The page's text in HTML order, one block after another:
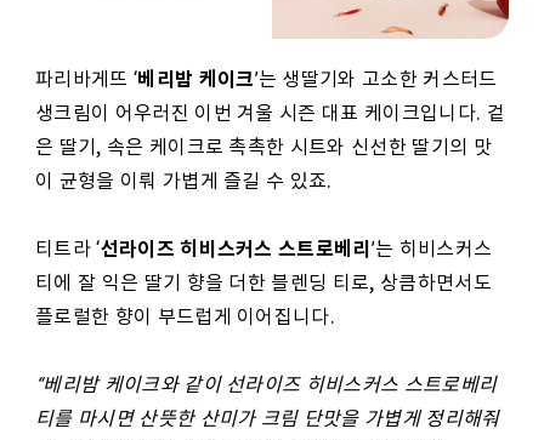
파리바게뜨 ‘베리밤 케이크’는 생딸기와 고소한 커스터드
생크림이 어우러진 이번 겨울 시즌 대표 케이크입니다. 겉
은 딸기, 속은 케이크로 촉촉한 시트와 신선한 딸기의 맛
이 균형을 이뤄 가볍게 즐길 수 있죠.
티트라 ‘선라이즈 히비스커스 스트로베리 ’는 히비스커스
티에 잘 익은 딸기 향을 더한 블렌딩 티로, 상큼하면서도
플로럴한 향이 부드럽게 이어집니다.
“베리밤 케이크와 같이 선라이즈 히비스커스 스트로베리
티를 마시면 산뜻한 산미가 크림 단맛을 가볍게 정리해줘